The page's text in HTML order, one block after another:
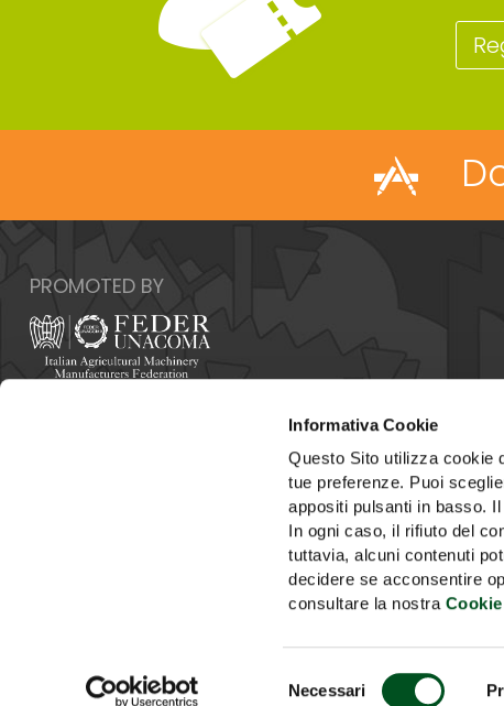
Informativa Cookie
Questo Sito utilizza cookie
tue preferenze. Puoi
appositi pulsanti in basso.
In ogni caso, il rifiuto del
tuttavia, alcuni contenuti
decidere se acconsentire
consultare la nostra
del
Necessari
PROMOTED BY
Phone: +39 06432981 - Fax: +39 064076370
ORGANIZING